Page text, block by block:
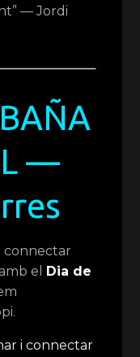
— Jordi
—
connectar
el
Dia de
i connectar